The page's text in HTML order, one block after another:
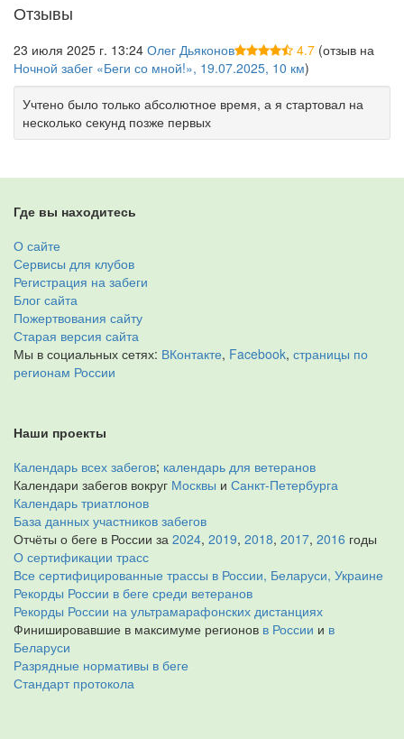
Отзывы
23 июля 2025 г. 13:24 Олег Дьяконов 4.7 (отзыв на
Ночной забег «Беги со мной!», 19.07.2025, 10 км)
Учтено было только абсолютное время, а я стартовал на
несколько секунд позже первых
Где вы находитесь
О сайте
Сервисы для клубов
Регистрация на забеги
Блог сайта
Пожертвования сайту
Старая версия сайта
Мы в социальных сетях: ВКонтакте, Facebook, страницы по
регионам России
Наши проекты
Календарь всех забегов; календарь для ветеранов
Календари забегов вокруг Москвы и Санкт-Петербурга
Календарь триатлонов
База данных участников забегов
Отчёты о беге в России за 2024, 2019, 2018, 2017, 2016 годы
О сертификации трасс
Все сертифицированные трассы в России, Беларуси, Украине
Рекорды России в беге среди ветеранов
Рекорды России на ультрамарафонских дистанциях
Финишировавшие в максимуме регионов в России и в
Беларуси
Разрядные нормативы в беге
Стандарт протокола